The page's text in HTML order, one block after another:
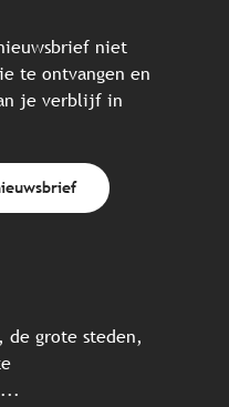
niet
te ontvangen en
je verblijf in
de grote steden,